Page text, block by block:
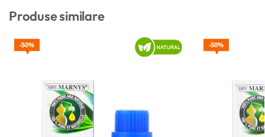
Produse similare
50% 50%